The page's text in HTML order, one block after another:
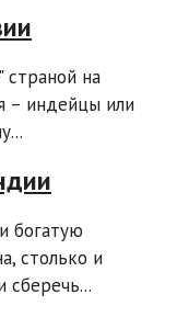
страной на
– индейцы или
богатую
столько и
сберечь...